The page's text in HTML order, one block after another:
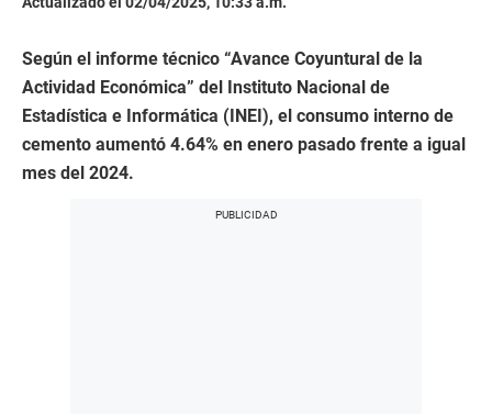
Según el informe técnico “Avance Coyuntural de la
Actividad Económica” del Instituto Nacional de
Estadística e Informática (INEI), el consumo interno de
cemento aumentó 4.64% en enero pasado frente a igual
mes del 2024.